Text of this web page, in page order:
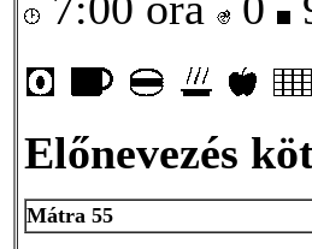
Előnevezés
Mátra 55